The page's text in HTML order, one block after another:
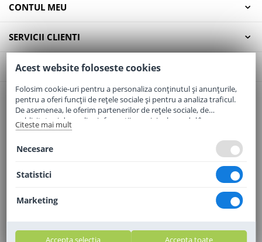
CONTUL MEU
SERVICII CLIENTI
CONTACT
Email:office@elaptepraf.ro
Telefon:0745-964-449
Adresa:Sos. Borsului, Nr. 20, Oradea, Jud. Bihor
Acest website foloseste cookies
Folosim cookie-uri pentru a personaliza conținutul și anunțurile,
pentru a oferi funcții de rețele sociale și pentru a analiza traficul.
De asemenea, le oferim partenerilor de rețele sociale, de
publicitate și de analize informații cu privire la modul în care
folosiți site-ul nostru. Aceștia le pot combina cu alte informații
Citeste mai mult
Necesare
Statistici
Marketing
Accepta selectia Accepta toate